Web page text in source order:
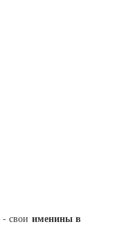
- свои именины в